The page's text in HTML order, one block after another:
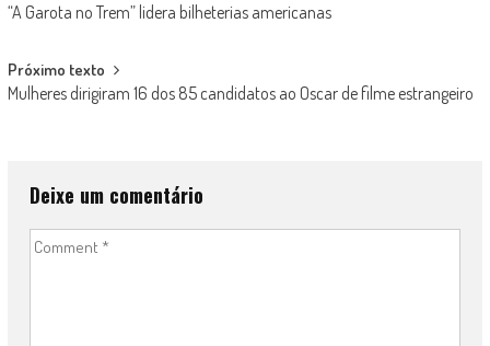
navigation
“A Garota no Trem” lidera bilheterias americanas
Próximo texto
Mulheres dirigiram 16 dos 85 candidatos ao Oscar de filme estrangeiro
Deixe um comentário